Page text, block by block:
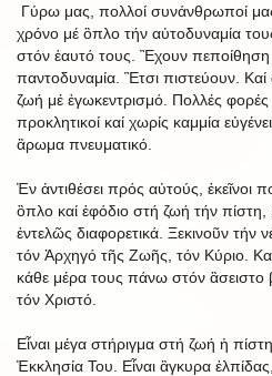
Γύρω μας, πολλοί συνάνθρωποί
χρόνο μέ ὃπλο τήν αὐτοδυναμία
στόν ἑαυτό τους. Ἒχουν
παντοδυναμία. Ἒτσι πιστεύουν. Καί
ζωή μέ ἐγωκεντρισμό. Πολλές φορές
προκλητικοί καί χωρίς καμμία
ἂρωμα πνευματικό.
Ἐν ἀντιθέσει πρός αὐτούς, ἐκεῖνοι
ὃπλο καί ἐφόδιο στή ζωή τήν
ἐντελῶς διαφορετικά. Ξεκινοῦν τήν
τόν Ἀρχηγό τῆς Ζωῆς, τόν Κύριο.
κάθε μέρα τους πάνω στόν ἂσειστο
τόν Χριστό.
Εἶναι μέγα στήριγμα στή ζωή ἡ
Ἐκκλησία Του. Εἶναι ἂγκυρα